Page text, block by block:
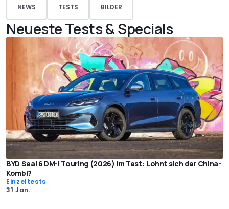
NEWS TESTS BILDER
Neueste Tests & Specials
BYD Seal 6 DM-i Touring (2026) im Test: Lohnt sich der China-
Kombi?
Einzeltests
31 Jan.